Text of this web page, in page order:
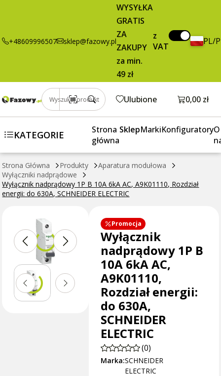
+48609996507 sklep@fazowy.pl
WYSYŁKA
GRATIS
ZA
ZAKUPY
za min.
49 zł
z
VAT
PL/
Wyszukaj produkt Ulubione Otwórz
0,00 zł
KATEGORIE
Strona
główna
SklepMarkiKonfiguratoryO
Strona Główna Produkty
Aparatura modułowa
Wyłączniki nadprądowe
Wyłącznik nadprądowy 1P B 10A 6kA AC, A9K01110, Rozdział
energii: do 630A, SCHNEIDER ELECTRIC
AC, A9K01110,
Rozdział
SCHNEIDER
ELECTRIC
brutto / szt. Dodaj do koszyka
Promocja
Wyłącznik
nadprądowy 1P B
10A 6kA AC,
A9K01110,
Rozdział energii:
do 630A,
SCHNEIDER
ELECTRIC
(0)
Marka:SCHNEIDER
ELECTRIC